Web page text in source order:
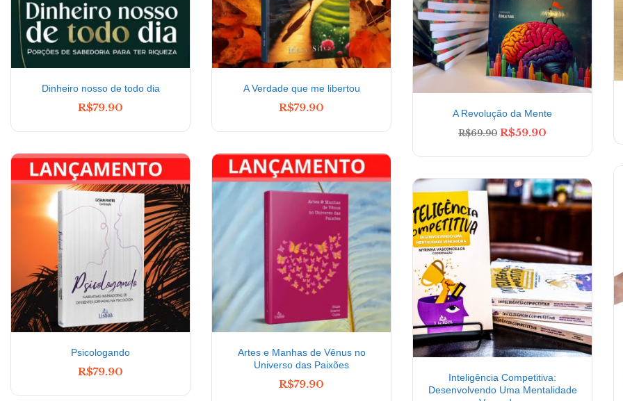
Dinheiro nosso de todo dia
R$79.90
Psicologando
R$79.90
A Verdade que me libertou
R$79.90
Artes e Manhas de Vênus no
Universo das Paixões
R$79.90
A Revolução da Mente
R$69.90 R$59.90
Inteligência Competitiva:
Desenvolvendo Uma Mentalidade